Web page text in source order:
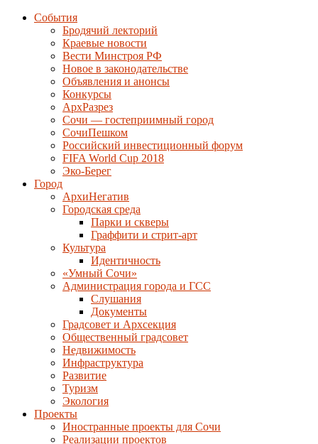
События
Бродячий лекторий
Краевые новости
Вести Минстроя РФ
Новое в законодательстве
Объявления и анонсы
Конкурсы
АрхРазрез
Сочи — гостеприимный город
СочиПешком
Российский инвестиционный форум
FIFA World Cup 2018
Эко-Берег
Город
АрхиНегатив
Городская среда
Парки и скверы
Граффити и стрит-арт
Культура
Идентичность
«Умный Сочи»
Администрация города и ГСС
Слушания
Документы
Градсовет и Архсекция
Общественный градсовет
Недвижимость
Инфраструктура
Развитие
Туризм
Экология
Проекты
Иностранные проекты для Сочи
Реализации проектов